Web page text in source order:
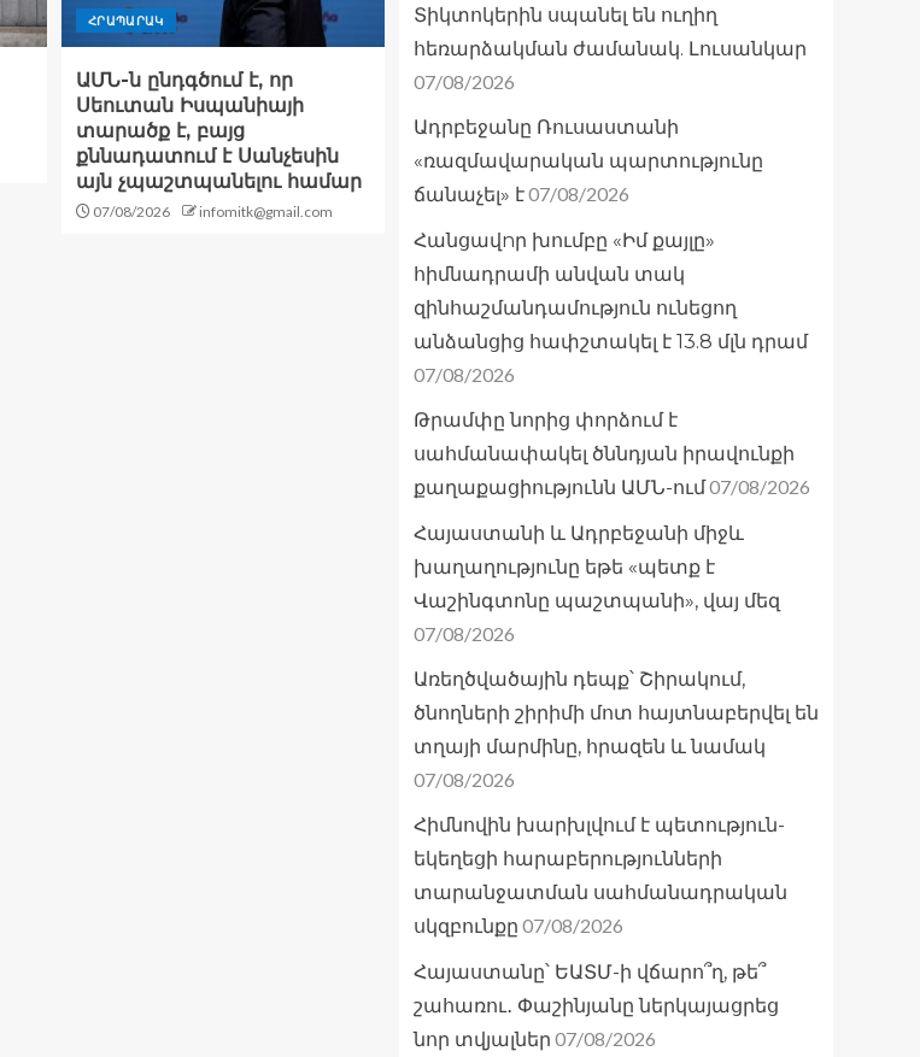
ՀՐԱՊԱՐԱԿ
ԱՄՆ-ն ընդգծում է, որ
Սեուտան Իսպանիայի
տարածք է, բայց
քննադատում է Սանչեսին
այն չպաշտպանելու համար
07/08/2026 infomitk@gmail.com
Տիկտոկերին սպանել են ուղիղ
հեռարձակման ժամանակ. Լուսանկար
07/08/2026
Ադրբեջանը Ռուսաստանի
«ռազմավարական պարտությունը
ճանաչել» է07/08/2026
Հանցավnր խումբը «Իմ քայլը»
հիմնադրամի անվան տակ
զինհաշմանդամություն ունեցող
անձանցից հափշտակել է 13.8 մլն դրամ
07/08/2026
Թրամփը նորից փորձում է
սահմանափակել ծննդյան իրավունքի
քաղաքացիությունն ԱՄՆ-ում07/08/2026
Հայաստանի և Ադրբեջանի միջև
խաղաղությունը եթե «պետք է
Վաշինգտոնը պաշտպանի», վայ մեզ
07/08/2026
Առեղծվածային դեպք՝ Շիրակում,
ծնողների շիրիմի մոտ հայտնաբերվել են
տղայի մարմինը, հրազեն և նամակ
07/08/2026
Հիմնովին խարխլվում է պետություն-
եկեղեցի հարաբերությունների
տարանջատման սահմանադրական
սկզբունքը 07/08/2026
Հայաստանը՝ ԵԱՏՄ-ի վճարո՞ղ, թե՞
շահառու․ Փաշինյանը ներկայացրեց
նոր տվյալներ 07/08/2026